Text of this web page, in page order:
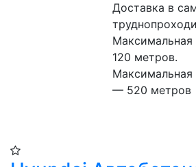
Доставка в
120 метров.
Максимальная
— 520 метров